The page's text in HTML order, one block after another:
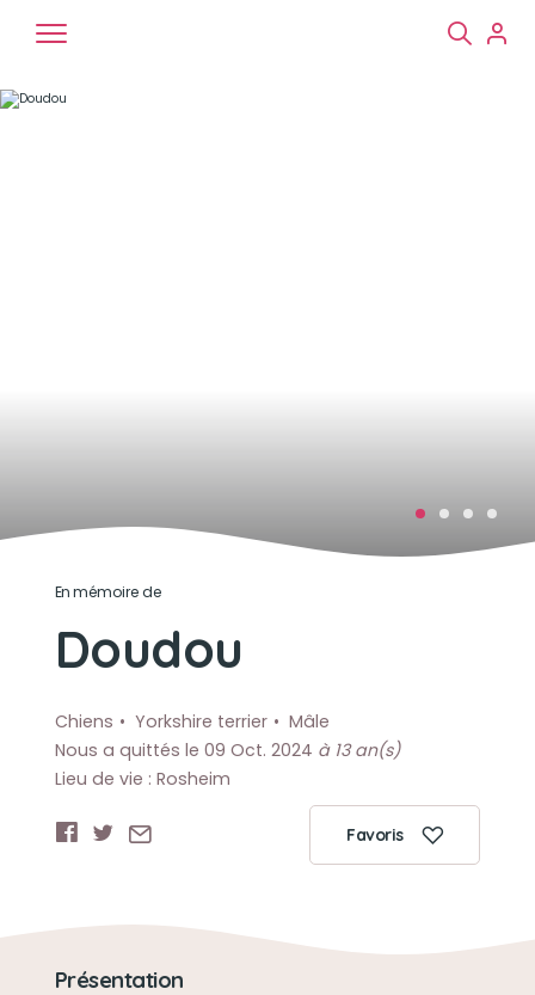
En mémoire de
Doudou
Chiens Yorkshire terrier
Mâle
Nous a quittés le 09 Oct. 2024 à 13 an(s)
Lieu de vie : Rosheim
Favoris
Présentation